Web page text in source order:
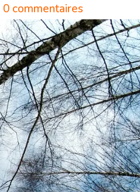
0 commentaires